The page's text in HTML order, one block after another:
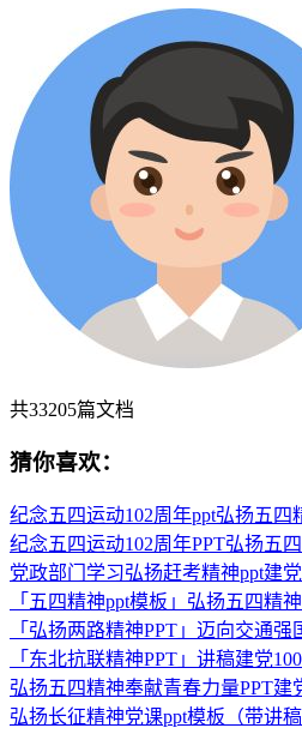
共33205篇文档
猜你喜欢：
纪念五四运动102周年ppt弘扬五四
纪念五四运动102周年PPT弘扬五
党政部门学习弘扬赶考精神ppt建
「五四精神ppt模板」弘扬五四精
「弘扬两路精神PPT」迈向交通
「东北抗联精神PPT」讲稿建党
弘扬五四精神奉献青春力量PPT建
弘扬长征精神党课ppt模板（带讲